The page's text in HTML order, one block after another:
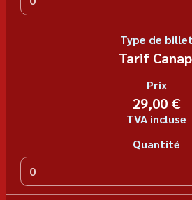
Type de billet
Tarif
Prix
29,00 €
TVA incluse
Quantité